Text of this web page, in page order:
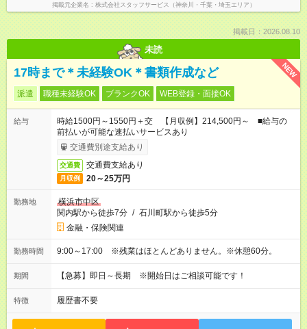
掲載元企業名 株式会社スタッフサービス（神奈川・千葉・埼玉エリア）
掲載日：2026.08.10
未読
NEW
17時まで＊未経験OK＊書類作成など
派遣 職種未経験OK ブランクOK WEB登録・面接OK
給与
時給1500円～1550円＋交 【月収例】214,500円～ ■給与の
前払いが可能な速払いサービスあり
交通費別途支給あり
交通費 交通費支給あり
月収例 20～25万円
勤務地
横浜市中区
関内駅から徒歩7分 / 石川町駅から徒歩5分
金融・保険関連
勤務時間 9:00～17:00 ※残業はほとんどありません。※休憩60分。
期間 【急募】即日～長期 ※開始日はご相談可能です！
特徴 履歴書不要